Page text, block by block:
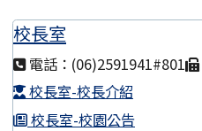
校長室
電話：(06)2591941#801
校長室-校長介紹
校長室-校園公告